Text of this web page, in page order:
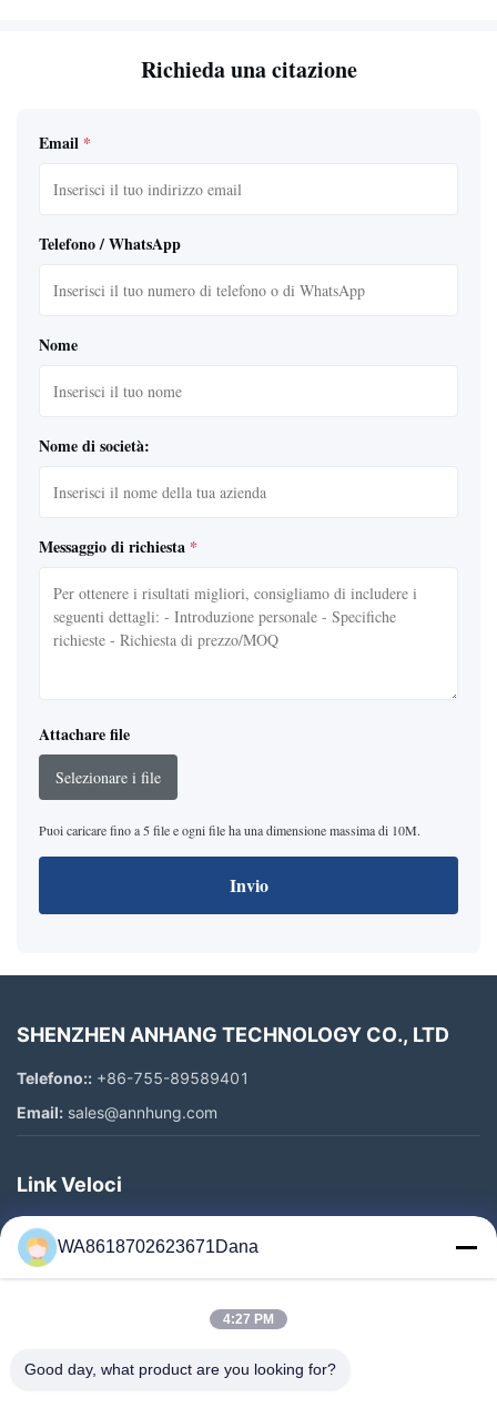
Richieda una citazione
Email *
Telefono / WhatsApp
Nome
Nome di società:
Messaggio di richiesta *
Attachare file
Selezionare i file
Puoi caricare fino a 5 file e ogni file ha una dimensione massima di 10M.
Invio
SHENZHEN ANHANG TECHNOLOGY CO., LTD
Telefono:: +86-755-89589401
Email: sales@annhung.com
Link Veloci
Casa.
Prodotti
Visita Alla Fabbrica
WA8618702623671Dana
4:27 PM
Good day, what product are you looking for?